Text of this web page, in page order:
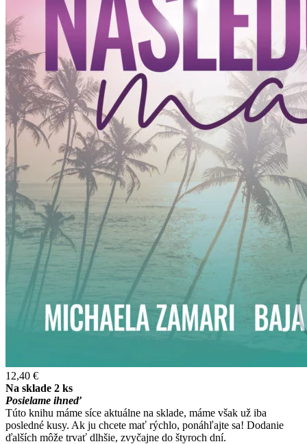
12,40 €
Na sklade 2 ks
Posielame ihneď
Túto knihu máme síce aktuálne na sklade, máme však už iba
posledné kusy. Ak ju chcete mať rýchlo, ponáhľajte sa! Dodanie
ďalších môže trvať dlhšie, zvyčajne do štyroch dní.